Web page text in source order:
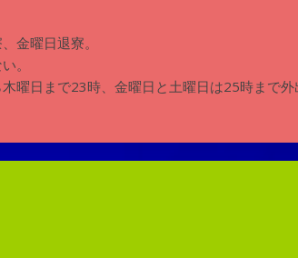
金曜日退寮。
。
曜日まで23時、金曜日と土曜日は25時まで外